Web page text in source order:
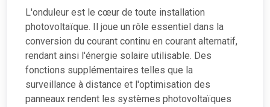
L'onduleur est le cœur de toute installation
photovoltaïque. Il joue un rôle essentiel dans la
conversion du courant continu en courant alternatif,
rendant ainsi l'énergie solaire utilisable. Des
fonctions supplémentaires telles que la
surveillance à distance et l'optimisation des
panneaux rendent les systèmes photovoltaïques